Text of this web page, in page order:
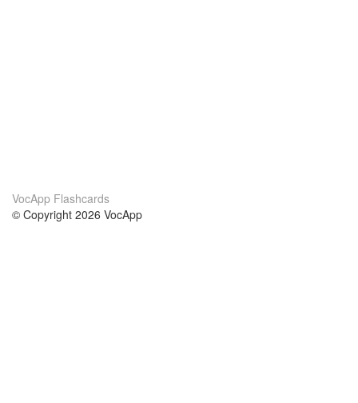
VocApp Flashcards
© Copyright 2026 VocApp